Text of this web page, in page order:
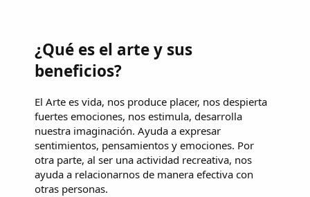
¿Qué es el arte y sus
beneficios?
El Arte es vida, nos produce placer, nos despierta
fuertes emociones, nos estimula, desarrolla
nuestra imaginación. Ayuda a expresar
sentimientos, pensamientos y emociones. Por
otra parte, al ser una actividad recreativa, nos
ayuda a relacionarnos de manera efectiva con
otras personas.